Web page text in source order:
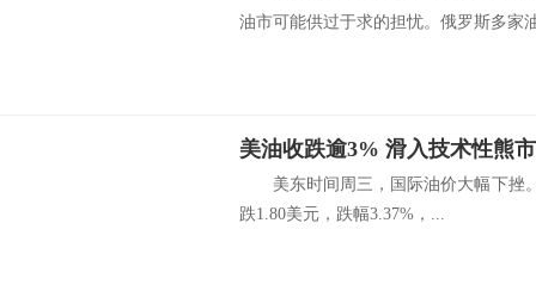
油市可能供过于求的担忧。俄罗斯多家
美油收跌逾3% 滑入技术性熊
美东时间周三，国际油价大幅下挫
跌1.80美元，跌幅3.37%，...